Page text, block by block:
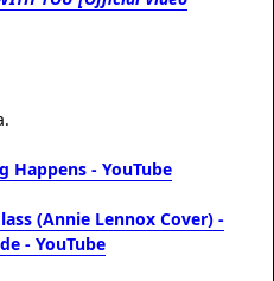
Happens - YouTube
(Annie Lennox Cover) -
- YouTube